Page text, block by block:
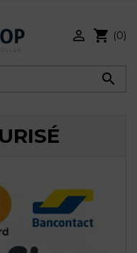

 shopping_cart (0)